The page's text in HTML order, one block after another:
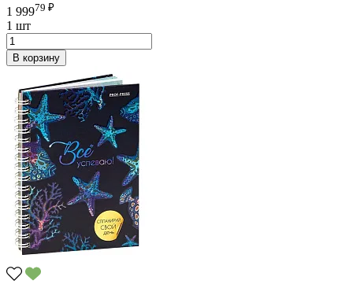
1 99979 ₽
1 шт
В корзину